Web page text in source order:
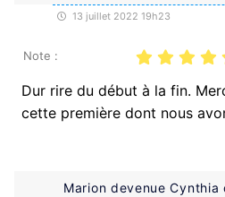
13 juillet 2022 19h23
Note :
Dur rire du début à la fin.
cette première dont nous
Marion devenue Cynthia